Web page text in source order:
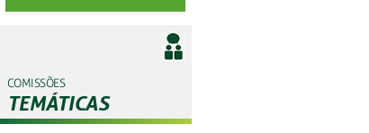
COMISSÕES
TEMÁTICAS